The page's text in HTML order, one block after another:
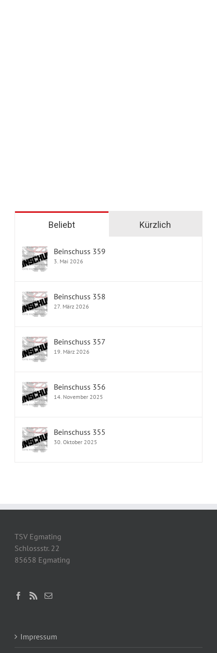
Beliebt Kürzlich
Beinschuss 359
3. Mai 2026
Beinschuss 358
27. März 2026
Beinschuss 357
19. März 2026
Beinschuss 356
14. November 2025
Beinschuss 355
30. Oktober 2025
TSV Egmating
Schlossstr. 22
85658 Egmating
Impressum